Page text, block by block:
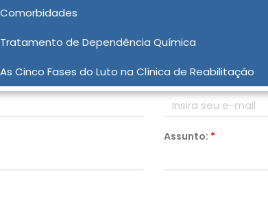
Comorbidades
Tratamento de Dependência Química
As Cinco Fases do Luto na Clínica de Reabilitação
Clinica de Recuperação de Drogas em Monte
Email:*
Assunto: *